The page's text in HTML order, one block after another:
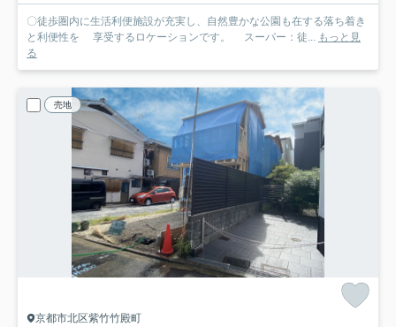
〇徒歩圏内に生活利便施設が充実し、自然豊かな公園も在する落ち着き
と利便性を 享受するロケーションです。 スーパー：徒... もっと見
る
売地
京都市北区紫竹竹殿町